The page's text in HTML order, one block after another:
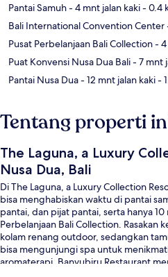
Pantai Samuh- 4 mnt jalan kaki- 0.4
Bali International Convention Center
Pusat Perbelanjaan Bali Collection- 4
Puat Konvensi Nusa Dua Bali- 7 mnt
Pantai Nusa Dua- 12 mnt jalan kaki-
Tentang properti
The Laguna, a Luxury
Nusa Dua, Bali
Di The Laguna, a Luxury Collection
bisa menghabiskan waktu di pantai
pantai, dan pijat pantai, serta hanya
Perbelanjaan Bali Collection. Rasakan
kolam renang outdoor, sedangkan
bisa mengunjungi spa untuk
aromaterapi. Banyubiru Restaurant